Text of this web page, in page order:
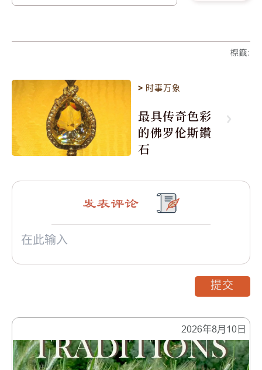
標籤:
> 时事万象
最具传奇色彩
的佛罗伦斯鑽
石
2026年8月10日
发表评论
提交